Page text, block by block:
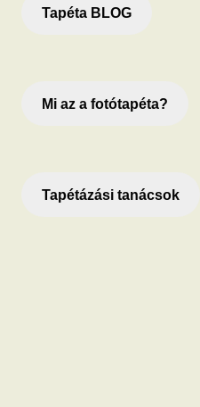
Tapéta BLOG
Mi az a fotótapéta?
Tapétázási tanácsok